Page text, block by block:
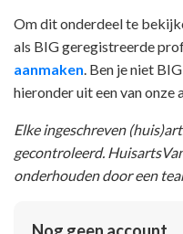
Om dit onderdeel te
als BIG geregistreerde
aanmaken. Ben je niet
hieronder uit een van onze
Elke ingeschreven
gecontroleerd.
onderhouden door een